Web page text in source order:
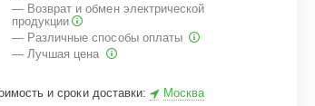
— Возврат и обмен электрической
продукции
— Различные способы оплаты
— Лучшая цена
и сроки доставки: Москва